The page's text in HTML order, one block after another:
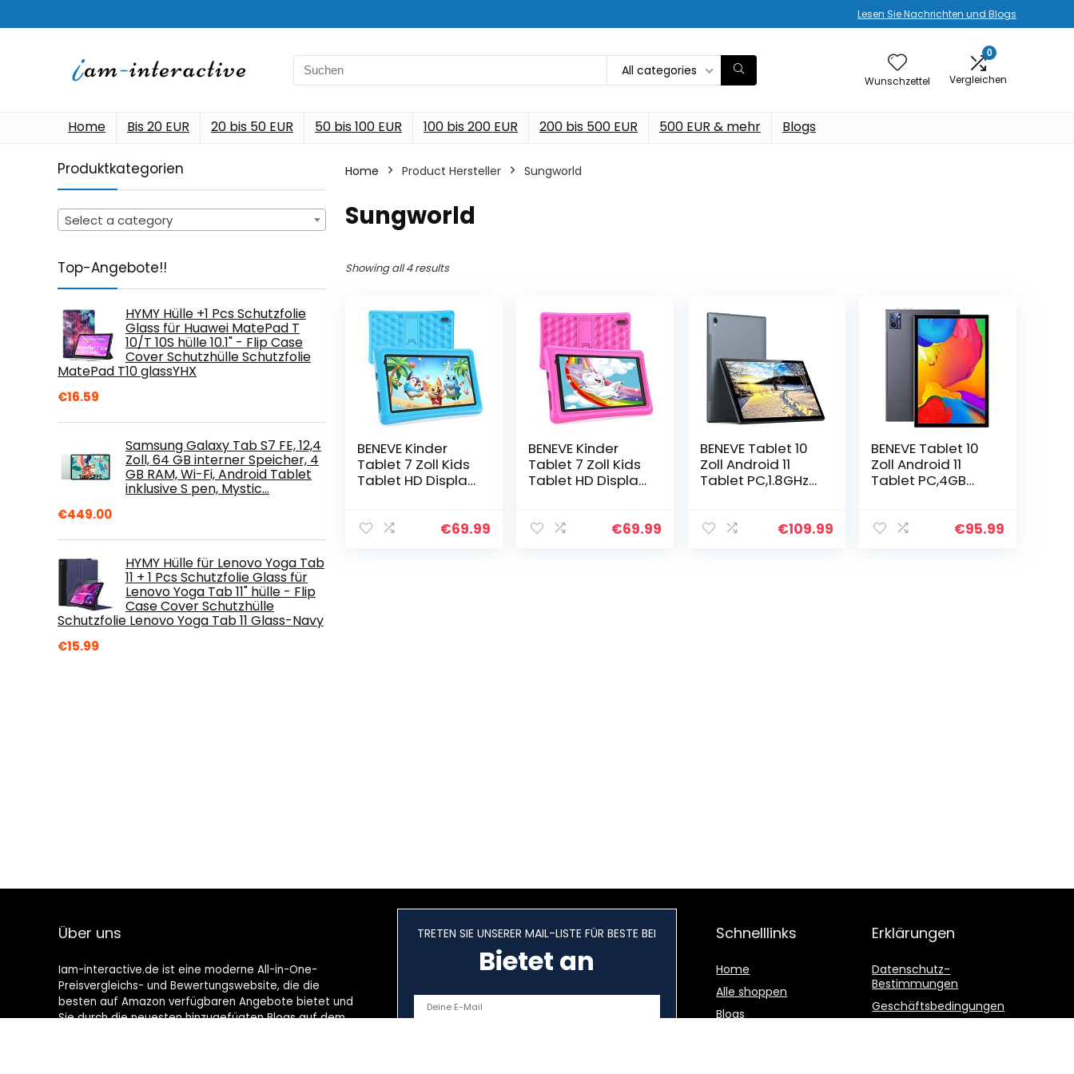
Lesen Sie Nachrichten und Blogs
Search
for:
All categories
Wunschzettel
0
Vergleichen
Home Bis 20 EUR 20 bis 50 EUR 50 bis 100 EUR 100 bis 200 EUR 200 bis 500 EUR 500 EUR & mehr Blogs
Produktkategorien
Select a category
Top-Angebote!!
HYMY Hülle +1 Pcs Schutzfolie
Glass für Huawei MatePad T
10/T 10S hülle 10.1" - Flip Case
Cover Schutzhülle Schutzfolie
MatePad T10 glassYHX
€16.59
Samsung Galaxy Tab S7 FE, 12,4
Zoll, 64 GB interner Speicher, 4
GB RAM, Wi-Fi, Android Tablet
inklusive S pen, Mystic…
€449.00
HYMY Hülle für Lenovo Yoga Tab
11 + 1 Pcs Schutzfolie Glass für
Lenovo Yoga Tab 11" hülle - Flip
Case Cover Schutzhülle
Schutzfolie Lenovo Yoga Tab 11 Glass-Navy
€15.99
Home Product Hersteller ‎Sungworld
‎Sungworld
Showing all 4 results
BENEVE Kinder
Tablet 7 Zoll Kids
Tablet HD Display
Tablet Kids
€69.99
BENEVE Kinder
Tablet 7 Zoll Kids
Tablet HD Display
Tablet Kids
€69.99
BENEVE Tablet 10
Zoll Android 11
Tablet PC,1.8GHz
RAM,32GB ROM,
€109.99
BENEVE Tablet 10
Zoll Android 11
Tablet PC,4GB
Core
€95.99
Über uns
Iam-interactive.de ist eine moderne All-in-One-
Preisvergleichs- und Bewertungswebsite, die die
besten auf Amazon verfügbaren Angebote bietet und
Sie durch die neuesten hinzugefügten Blogs auf dem
TRETEN SIE UNSERER MAIL-LISTE FÜR BESTE BEI
Bietet an
Schnelllinks
Home
Alle shoppen
Blogs
Erklärungen
Datenschutz-
Bestimmungen
Geschäftsbedingungen